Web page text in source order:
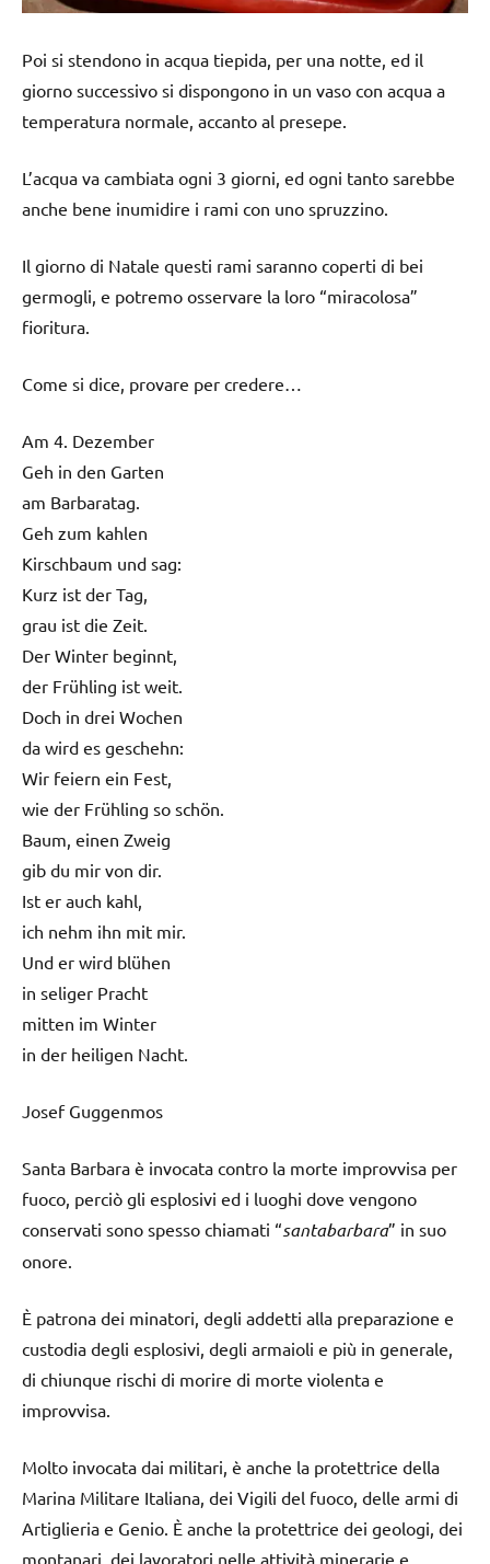
Poi si stendono in acqua tiepida, per una notte, ed il
giorno successivo si dispongono in un vaso con acqua a
temperatura normale, accanto al presepe.
L’acqua va cambiata ogni 3 giorni, ed ogni tanto sarebbe
anche bene inumidire i rami con uno spruzzino.
Il giorno di Natale questi rami saranno coperti di bei
germogli, e potremo osservare la loro “miracolosa”
fioritura.
Come si dice, provare per credere…
Am 4. Dezember
Geh in den Garten
am Barbaratag.
Geh zum kahlen
Kirschbaum und sag:
Kurz ist der Tag,
grau ist die Zeit.
Der Winter beginnt,
der Frühling ist weit.
Doch in drei Wochen
da wird es geschehn:
Wir feiern ein Fest,
wie der Frühling so schön.
Baum, einen Zweig
gib du mir von dir.
Ist er auch kahl,
ich nehm ihn mit mir.
Und er wird blühen
in seliger Pracht
mitten im Winter
in der heiligen Nacht.
Josef Guggenmos
Santa Barbara è invocata contro la morte improvvisa per
fuoco, perciò gli esplosivi ed i luoghi dove vengono
conservati sono spesso chiamati “santabarbara” in suo
onore.
È patrona dei minatori, degli addetti alla preparazione e
custodia degli esplosivi, degli armaioli e più in generale,
di chiunque rischi di morire di morte violenta e
improvvisa.
Molto invocata dai militari, è anche la protettrice della
Marina Militare Italiana, dei Vigili del fuoco, delle armi di
Artiglieria e Genio. È anche la protettrice dei geologi, dei
montanari, dei lavoratori nelle attività minerarie e